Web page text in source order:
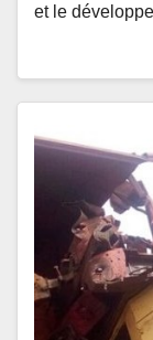
et le